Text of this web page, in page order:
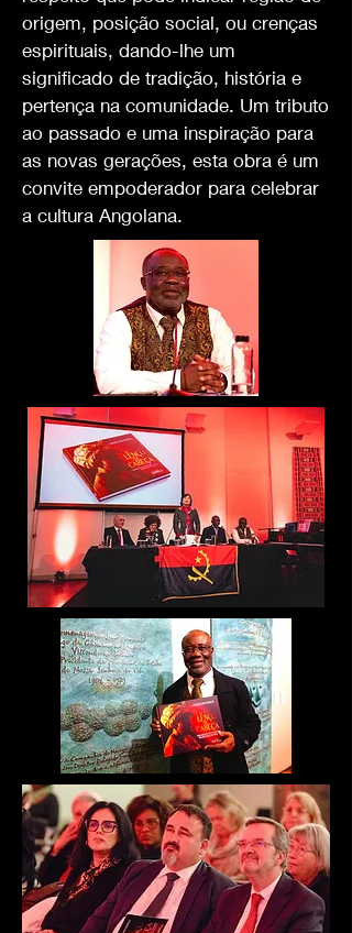
origem, posição social, ou crenças
espirituais, dando-lhe um
significado de tradição, história e
pertença na comunidade. Um tributo
ao passado e uma inspiração para
as novas gerações, esta obra é um
convite empoderador para celebrar
a cultura Angolana.